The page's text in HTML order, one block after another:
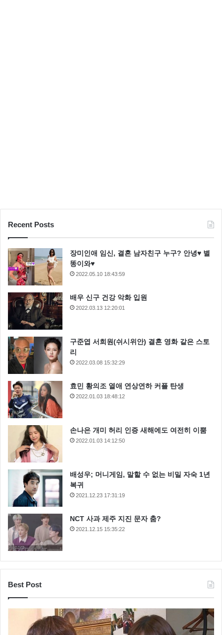
Recent Posts
장미인애 임신, 결혼 남자친구 누구? 안녕♥ 별
똥이와♥
2022.05.10 18:43:59
배우 신구 건강 악화 입원
2022.03.13 12:20:01
구준엽 서희원(쉬시위안) 결혼 영화 같은 스토
리
2022.03.08 15:32:29
효민 황의조 열애 연상연하 커플 탄생
2022.01.03 18:48:12
손나은 개미 허리 인증 새해에도 여전히 이뿜
2022.01.03 14:12:50
배성우; 머니게임, 말할 수 없는 비밀 자숙 1년
복귀
2021.12.23 17:31:19
NCT 사과 제주 지진 문자 춤?
2021.12.15 15:35:22
Best Post